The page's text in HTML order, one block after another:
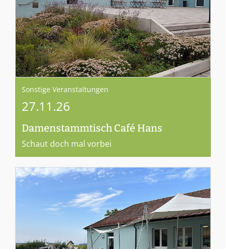
Sonstige Veranstaltungen
27.11.26
Damenstammtisch Café Hans
Schaut doch mal vorbei